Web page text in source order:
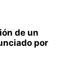
de un
por